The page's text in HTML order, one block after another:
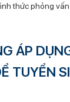
thức phỏng
ÁP
TUYỂN